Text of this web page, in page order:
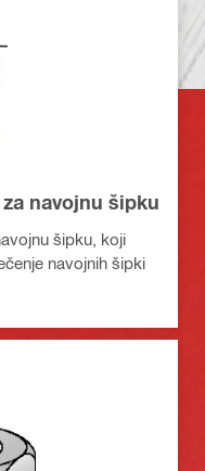
navojnu šipku
šipku, koji
navojnih šipki